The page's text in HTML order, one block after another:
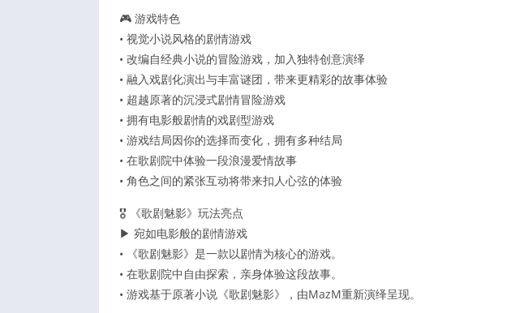
🎮 游戏特色
• 视觉小说风格的剧情游戏
• 改编自经典小说的冒险游戏，加入独特创意演绎
• 融入戏剧化演出与丰富谜团，带来更精彩的故事体验
• 超越原著的沉浸式剧情冒险游戏
• 拥有电影般剧情的戏剧型游戏
• 游戏结局因你的选择而变化，拥有多种结局
• 在歌剧院中体验一段浪漫爱情故事
• 角色之间的紧张互动将带来扣人心弦的体验
🎖️ 《歌剧魅影》玩法亮点
▶ 宛如电影般的剧情游戏
• 《歌剧魅影》是一款以剧情为核心的游戏。
• 在歌剧院中自由探索，亲身体验这段故事。
• 游戏基于原著小说《歌剧魅影》，由MazM重新演绎呈现。